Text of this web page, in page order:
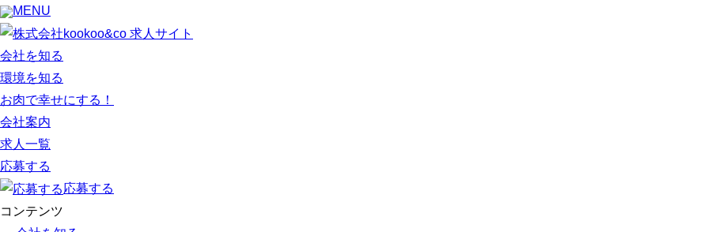
MENU
会社を知る
環境を知る
お肉で幸せにする！
会社案内
求人一覧
応募する
応募する
コンテンツ